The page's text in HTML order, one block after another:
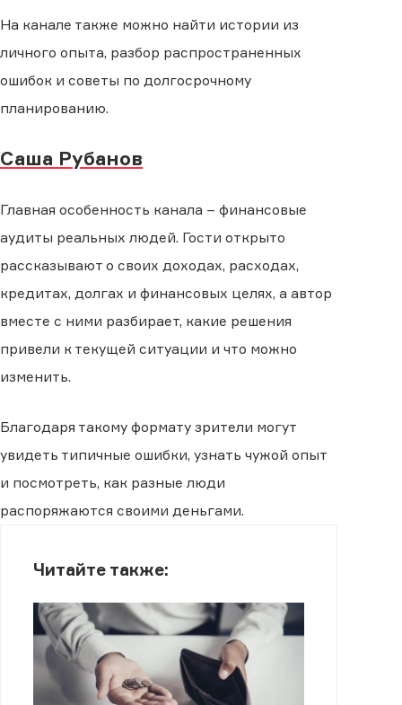
На канале также можно найти истории из
личного опыта, разбор распространенных
ошибок и советы по долгосрочному
планированию.
Саша Рубанов
Главная особенность канала – финансовые
аудиты реальных людей. Гости открыто
рассказывают о своих доходах, расходах,
кредитах, долгах и финансовых целях, а автор
вместе с ними разбирает, какие решения
привели к текущей ситуации и что можно
изменить.
Благодаря такому формату зрители могут
увидеть типичные ошибки, узнать чужой опыт
и посмотреть, как разные люди
распоряжаются своими деньгами.
Читайте также: